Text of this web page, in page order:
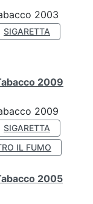
2003
SIGARETTA
2009
2009
SIGARETTA
IL FUMO
2005